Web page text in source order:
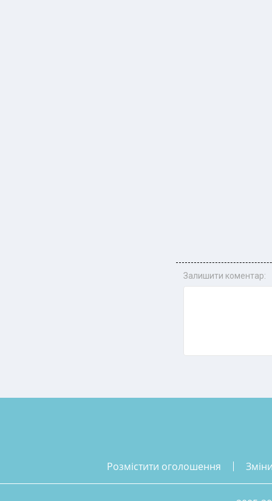
Залишити коментар:
розмістити оголошення